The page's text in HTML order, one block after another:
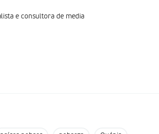
e consultora de media